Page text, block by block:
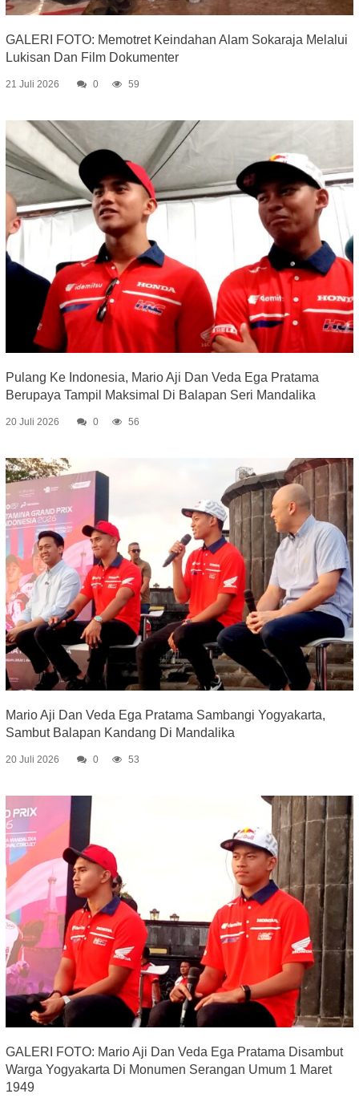
GALERI FOTO: Memotret Keindahan Alam Sokaraja Melalui
Lukisan Dan Film Dokumenter
21 Juli 2026 0 59
Pulang Ke Indonesia, Mario Aji Dan Veda Ega Pratama
Berupaya Tampil Maksimal Di Balapan Seri Mandalika
20 Juli 2026 0 56
Mario Aji Dan Veda Ega Pratama Sambangi Yogyakarta,
Sambut Balapan Kandang Di Mandalika
20 Juli 2026 0 53
GALERI FOTO: Mario Aji Dan Veda Ega Pratama Disambut
Warga Yogyakarta Di Monumen Serangan Umum 1 Maret
1949